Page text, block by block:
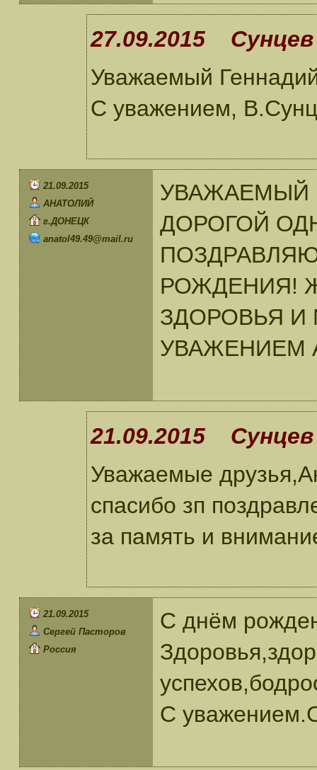
27.09.2015
Уважаемый
С уважением,
21.09.2015
АНАТОЛИЙ
г.ДОНЕЦК
anatol49.49@mail.ru
УВАЖАЕМЫЙ
ДОРОГОЙ
РОЖДЕНИЯ!
ЗДОРОВЬЯ И
УВАЖЕНИЕМ
21.09.2015
Уважаемые
спасибо зп
за память и
21.09.2015
Сергей Пасторов
Россия
С днём
С